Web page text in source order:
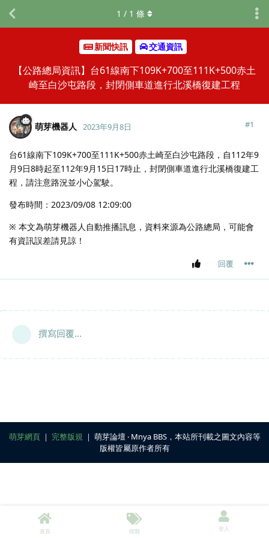
新聞快訊 交通資訊
【公路總局資訊】台61線南下109K+700至111K+500赤土
崎至白沙屯路段，封閉側車道進行北溪橋復建工程
1 / 1 條
萌芽機器人 2023年9月8日 #1
台61線南下109K+700至111K+500赤土崎至白沙屯路段，自112年9
月9日8時起至112年9月15日17時止，封閉側車道進行北溪橋復建工
程，請注意路況並小心駕駛。
發布時間：2023/09/08 12:09:00
※ 本文為萌芽機器人自動推播訊息，資料來源為公路總局，可能會
有資訊誤差請見諒！
回覆
撰寫回覆...
萌芽網頁｜ 完整版規 ｜ 萌芽論壇 ‧ Mnya BBS，本站所刊載之圖文內容等
版權皆屬原作者所有
首頁 標籤 登入